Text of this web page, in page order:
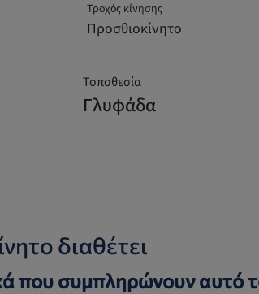
Τροχός κίνησης
Προσθιοκίνητο
Τοποθεσία
Γλυφάδα
διαθέτει
που συμπληρώνουν αυτό